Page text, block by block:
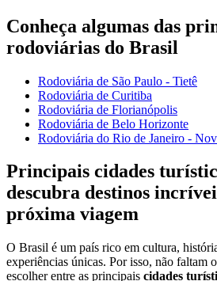
Conheça algumas das
rodoviárias do Brasil
Rodoviária de São Paulo - Tietê
Rodoviária de Curitiba
Rodoviária de Florianópolis
Rodoviária de Belo Horizonte
Rodoviária do Rio de Janeiro -
Principais cidades
descubra destinos
próxima viagem
O Brasil é um país rico em cultura,
experiências únicas. Por isso, não faltam
escolher entre as principais cidades